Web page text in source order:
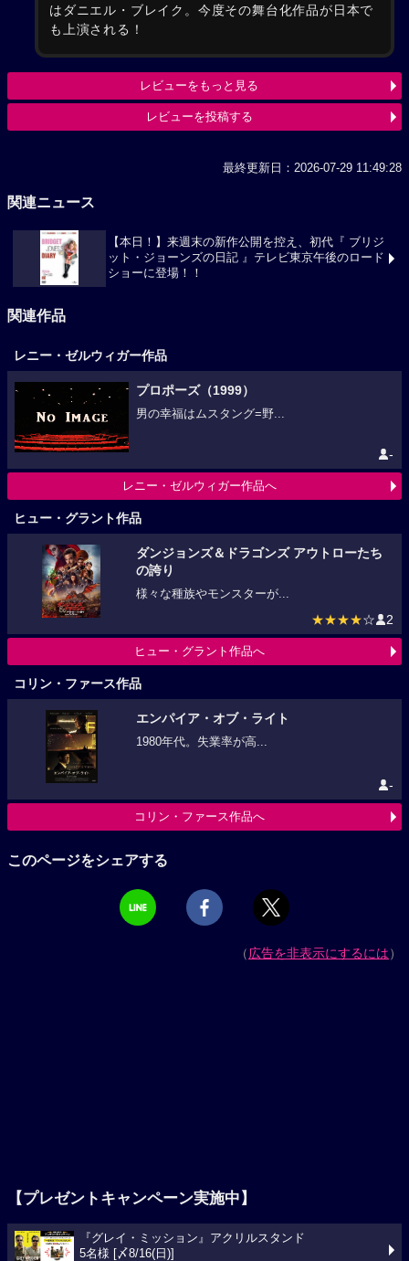
はダニエル・ブレイク。今度その舞台化作品が日本で
も上演される！
レビューをもっと見る
レビューを投稿する
最終更新日：2026-07-29 11:49:28
関連ニュース
【本日！】来週末の新作公開を控え、初代『 ブリジ
ット・ジョーンズの日記 』テレビ東京午後のロード
ショーに登場！！
関連作品
レニー・ゼルウィガー作品
プロポーズ（1999）
男の幸福はムスタング=野...
-
レニー・ゼルウィガー作品へ
ヒュー・グラント作品
ダンジョンズ＆ドラゴンズ アウトローたち
の誇り
様々な種族やモンスターが...
★★★★☆ 2
ヒュー・グラント作品へ
コリン・ファース作品
エンパイア・オブ・ライト
1980年代。失業率が高...
-
コリン・ファース作品へ
このページをシェアする
（広告を非表示にするには）
【プレゼントキャンペーン実施中】
『グレイ・ミッション』アクリルスタンド
5名様 [〆8/16(日)]